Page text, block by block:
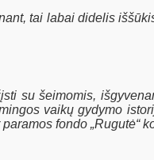
tai labai didelis
su šeimomis,
vaikų gydymo
fondo „Rugutė“